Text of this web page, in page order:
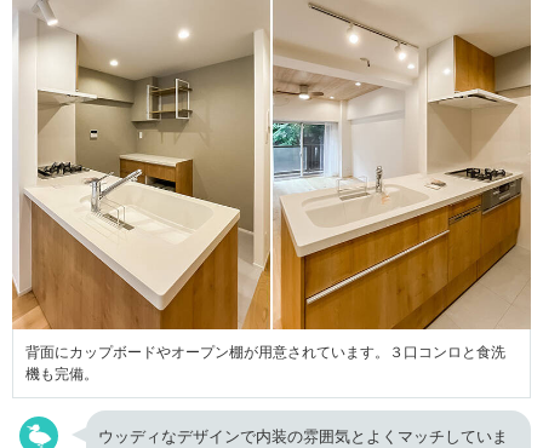
背面にカップボードやオープン棚が用意されています。３口コンロと食洗
機も完備。
ウッディなデザインで内装の雰囲気とよくマッチしていま